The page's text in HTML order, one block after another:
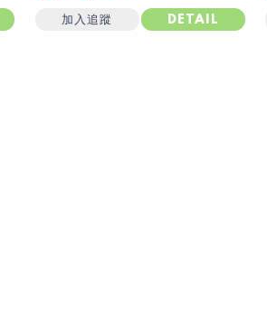
加入追蹤 DETAIL